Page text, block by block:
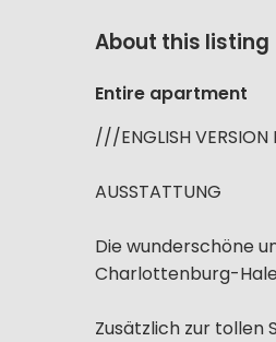
About this listing
Entire apartment
///ENGLISH
AUSSTATTUNG
Die wunderschöne
Charlottenburg-
Zusätzlich zur tollen